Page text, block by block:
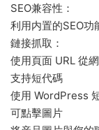
SEO兼容性：
利用内置的SEO功
鏈接抓取：
使用頁面 URL 從
支持短代碼
使用 WordPress
可點擊圖片